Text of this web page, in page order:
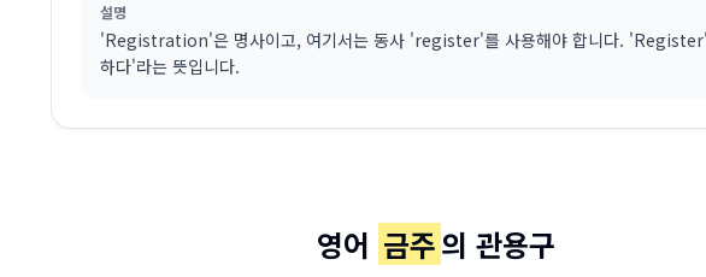
설명
'Registration'은 명사이고, 여기서는 동사 'register'를 사용해야 합니다.
하다'라는 뜻입니다.
영어 금주의 관용구